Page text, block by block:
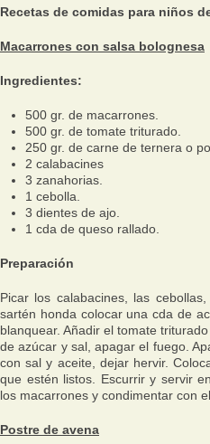
Recetas de comidas para niños
Macarrones con salsa bolognesa
Ingredientes:
500 gr. de macarrones.
500 gr. de tomate triturado.
250 gr. de carne de ternera o
2 calabacines
3 zanahorias.
1 cebolla.
3 dientes de ajo.
1 cda de queso rallado.
Preparación
Picar los calabacines, las
sartén honda colocar una cda de
blanquear. Añadir el tomate
de azúcar y sal, apagar el fuego.
con sal y aceite, dejar hervir.
que estén listos. Escurrir y servir
los macarrones y condimentar con
Postre de avena